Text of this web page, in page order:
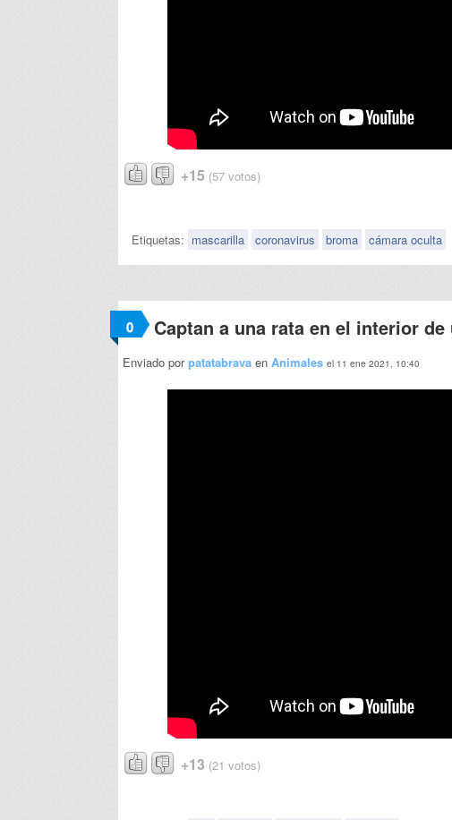
+15 (57 votos)
Etiquetas: mascarilla coronavirus broma cámara oculta
0 Captan a una rata en el interior de
Enviado porpatatabrava en Animales el 11 ene 2021, 10:40
+13 (21 votos)